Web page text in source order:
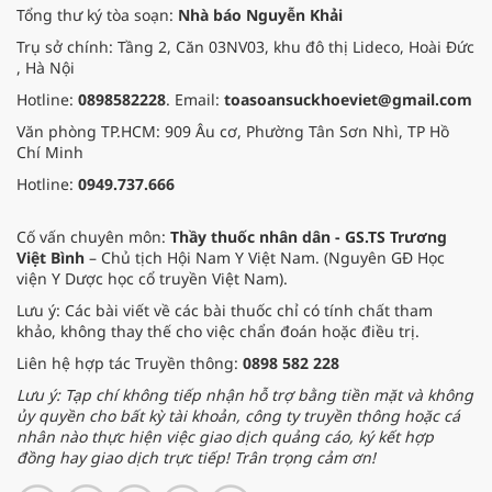
Tổng thư ký tòa soạn: Nhà báo Nguyễn Khải
Trụ sở chính: Tầng 2, Căn 03NV03, khu đô thị Lideco, Hoài Đức
, Hà Nội
Hotline: 0898582228. Email: toasoansuckhoeviet@gmail.com
Văn phòng TP.HCM: 909 Âu cơ, Phường Tân Sơn Nhì, TP Hồ
Chí Minh
Hotline: 0949.737.666
Cố vấn chuyên môn: Thầy thuốc nhân dân - GS.TS Trương
Việt Bình – Chủ tịch Hội Nam Y Việt Nam. (Nguyên GĐ Học
viện Y Dược học cổ truyền Việt Nam).
Lưu ý: Các bài viết về các bài thuốc chỉ có tính chất tham
khảo, không thay thế cho việc chẩn đoán hoặc điều trị.
Liên hệ hợp tác Truyền thông: 0898 582 228
Lưu ý: Tạp chí không tiếp nhận hỗ trợ bằng tiền mặt và không
ủy quyền cho bất kỳ tài khoản, công ty truyền thông hoặc cá
nhân nào thực hiện việc giao dịch quảng cáo, ký kết hợp
đồng hay giao dịch trực tiếp! Trân trọng cảm ơn!